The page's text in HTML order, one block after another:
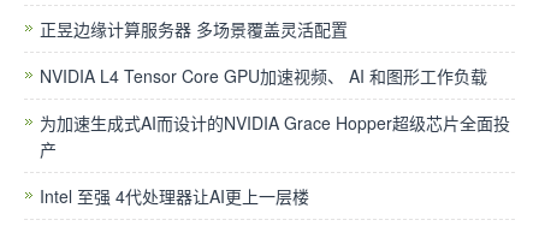
正昱边缘计算服务器 多场景覆盖灵活配置
NVIDIA L4 Tensor Core GPU加速视频、 AI 和图形工作负载
为加速生成式AI而设计的NVIDIA Grace Hopper超级芯片全面投
产
Intel 至强 4代处理器让AI更上一层楼